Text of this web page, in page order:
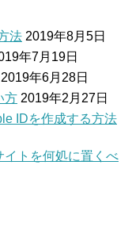
法 2019年8月5日
年7月19日
2019年6月28日
方 2019年2月27日
IDを作成する方法
イトを何処に置くべ